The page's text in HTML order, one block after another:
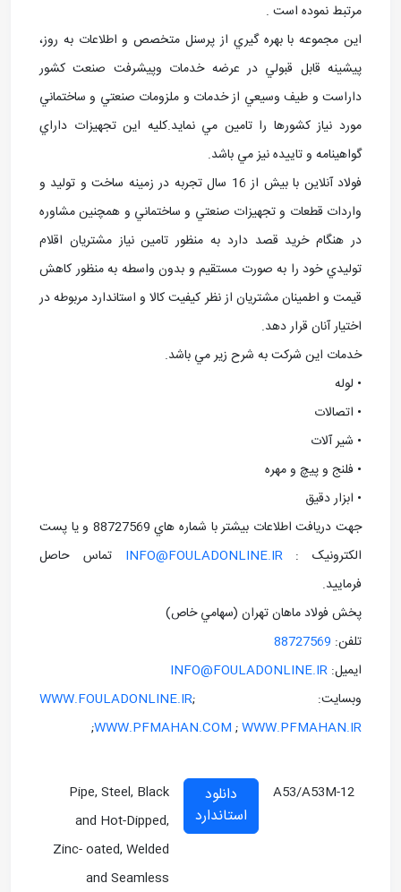
مرتبط نموده است .
اين مجموعه با بهره گيري از پرسنل متخصص و اطلاعات به روز،
پيشينه قابل قبولي در عرضه خدمات وپيشرفت صنعت کشور
داراست و طيف وسيعي از خدمات و ملزومات صنعتي و ساختماني
مورد نياز کشورها را تامين مي نمايد.کليه اين تجهيزات داراي
گواهينامه و تاييده نيز مي باشد.
فولاد آنلاین با بيش از 16 سال تجربه در زمينه ساخت و توليد و
واردات قطعات و تجهيزات صنعتي و ساختماني و همچنين مشاوره
در هنگام خريد قصد دارد به منظور تامين نياز مشتريان اقلام
توليدي خود را به صورت مستقيم و بدون واسطه به منظور کاهش
قيمت و اطمينان مشتريان از نظر کيفيت کالا و استاندارد مربوطه در
اختيار آنان قرار دهد.
خدمات اين شرکت به شرح زير مي باشد.
• لوله
• اتصالات
• شير آلات
• فلنج و پيچ و مهره
• ابزار دقيق
جهت دريافت اطلاعات بيشتر با شماره هاي 88727569 و يا پست
الکترونيک :INFO@FOULADONLINE.IR تماس حاصل
فرماييد.
پخش فولاد ماهان تهران (سهامي خاص)
تلفن: 88727569
ايميل: INFO@FOULADONLINE.IR
وبسايت: ;WWW.FOULADONLINE.IR
;WWW.PFMAHAN.COM ;WWW.PFMAHAN.IR
A53/A53M-12
دانلود
استاندارد
Pipe, Steel, Black
and Hot-Dipped,
Zinc- oated, Welded
and Seamless